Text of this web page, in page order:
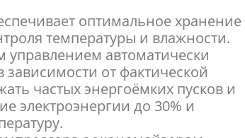
оптимальное хранение
температуры и влажности.
автоматически
зависимости от фактической
частых энергоёмких пусков и
электроэнергии до 30% и